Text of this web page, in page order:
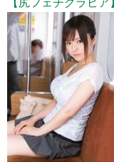
【尻フェチグラビア